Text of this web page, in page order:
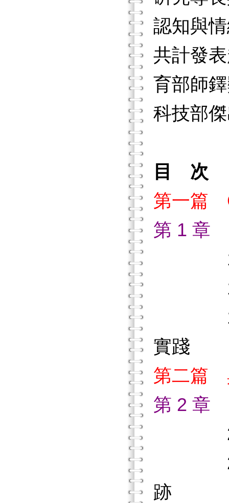
認知與
共計發
育部師
科技部
目 次
第一篇
第 1 章
1.1 什
1.2
1.3 建
實踐
第二篇
第 2 章
2.1 情
2.2 我
跡